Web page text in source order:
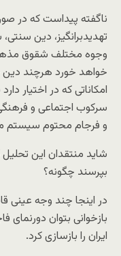
ناگفته پیداست که در
تهدیدبرانگیز، دین
وجوه مختلف شقوق مذهب
خواهد خورد هرچند
امکاناتی که در اختیار
سرکوب اجتماعی و
و فرجام محتوم سیستم
شاید منتقدان این
بپرسند چگونه؟
در اینجا چند وجه عینی
بازخوانی بتوان
ایران را بازسازی کرد.